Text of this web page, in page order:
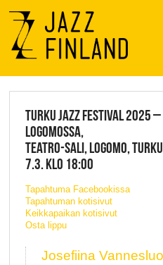
Menu
JAZZ FINLAND LIVE
TURKU JAZZ FESTIVAL 2025 –
LOGOMOSSA,
TEATRO-SALI, LOGOMO, TURKU
7.3. KLO 18:00
Tapahtuma Facebookissa
Tapahtuman kotisivut
Keikkapaikan kotisivut
Osta lippu
Josefiina